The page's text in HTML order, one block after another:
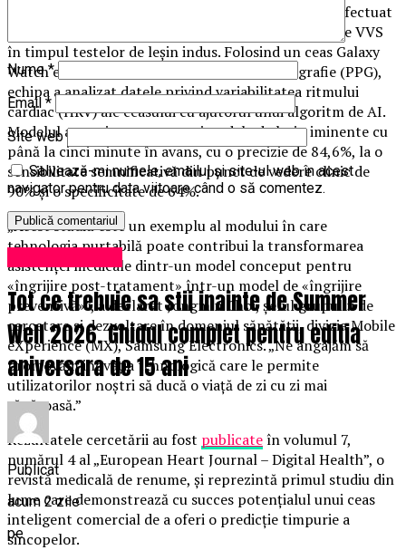
Echipa de cercetare, condusă de profesorul Cho, a efectuat
evaluări pe 132 de pacienți cu simptome suspecte de VVS
în timpul testelor de leșin indus. Folosind un ceas Galaxy
Watch echipat cu un senzor de fotopletismografie (PPG),
echipa a analizat datele privind variabilitatea ritmului
cardiac (HRV) ale ceasului cu ajutorul unui algoritm de AI.
Modelul a prezis cu succes episoadele de leșin iminente cu
până la cinci minute în avans, cu o precizie de 84,6%, la o
sensibilitate semnificativă din punct de vedere clinic de
90% și o specificitate de 64%.
„Acest studiu este un exemplu al modului în care
tehnologia purtabilă poate contribui la transformarea
asistenței medicale dintr-un model conceput pentru
«îngrijire post-tratament» într-un model de «îngrijire
preventivă»”, a declarat Jongmin Choi, șeful grupului de
cercetare și dezvoltare în domeniul sănătății, divizia Mobile
eXperience (MX), Samsung Electronics. „Ne angajăm să
promovăm inovația tehnologică care le permite
utilizatorilor noștri să ducă o viață de zi cu zi mai
sănătoasă.”
Rezultatele cercetării au fost publicateîn volumul 7,
numărul 4 al „European Heart Journal – Digital Health”, o
revistă medicală de renume, și reprezintă primul studiu din
lume care demonstrează cu succes potențialul unui ceas
inteligent comercial de a oferi o predicție timpurie a
sincopelor.
Nume*
Email*
Site web
Salvează-mi numele, emailul și site-ul web în acest
navigator pentru data viitoare când o să comentez.
Tot ce trebuie sa stii inainte de Summer
Well 2026. Ghidul complet pentru editia
aniversara de 15 ani
Publicat
acum 2 zile
pe